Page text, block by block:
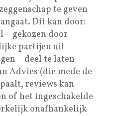
te geven
Dit kan door:
– gekozen door
partijen uit
– deel te laten
Advies (die mede de
reviews kan
of het ingeschakelde
onafhankelijk